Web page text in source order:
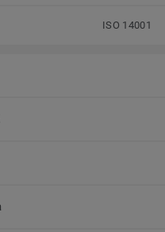
ISO 14001